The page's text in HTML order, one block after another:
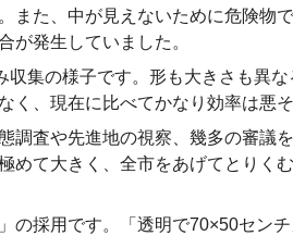
また、中が見えないために危険物
が発生していました。
集の様子です。形も大きさも異
、現在に比べてかなり効率は悪そ
査や先進地の視察、幾多の審議
めて大きく、全市をあげてとりく
採用です。「透明で70×50セン